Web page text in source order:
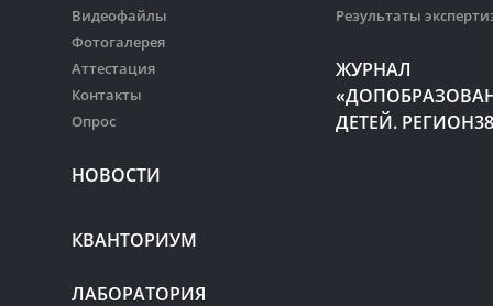
Видеофайлы
Фотогалерея
Аттестация
Контакты
Опрос
НОВОСТИ
Результаты
ЖУРНАЛ
ДЕТЕЙ.
КВАНТОРИУМ
ЛАБОРАТОРИЯ